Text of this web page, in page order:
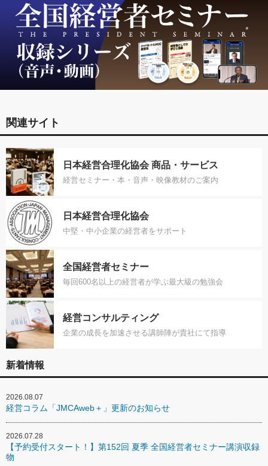
関連サイト
日本経営合理化協会 商品・サービス
経営セミナー・本・音声・映像教材のご案内
日本経営合理化協会
中堅・中小企業の経営者をサポート
全国経営者セミナー
毎回600名以上の経営者が学ぶ最大級の勉強会
経営コンサルティング
企業の成長を加速させる講師陣が貴社にて指導
新着情報
2026.08.07
経営コラム「JMCAweb＋」更新のお知らせ
2026.07.28
【予約受付スタート！】第152回 夏季 全国経営者セミナー講演収録
物